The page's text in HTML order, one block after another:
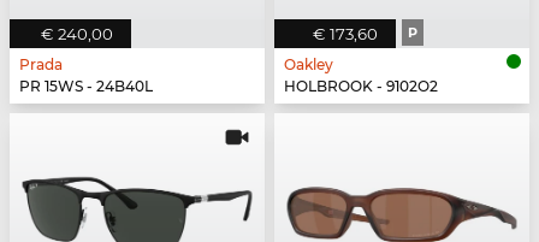
€ 240,00
Prada
PR 15WS - 24B40L
€ 173,60 P
Oakley
HOLBROOK - 9102O2